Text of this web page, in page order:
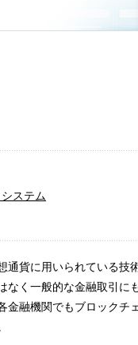
ステム
通貨に用いられている技
なく一般的な金融取引に
金融機関でもブロックチ